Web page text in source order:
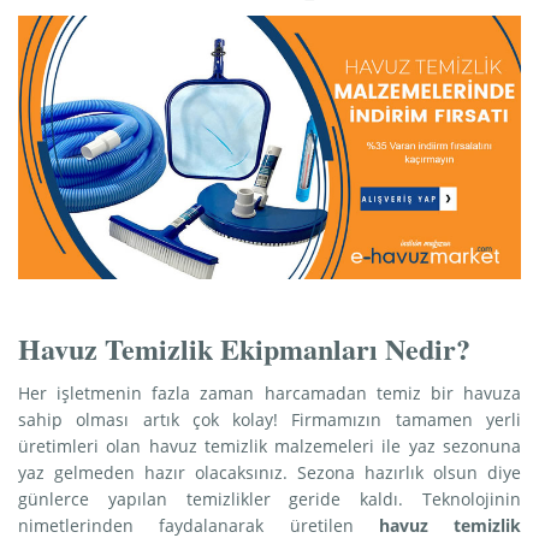
Havuz Temizlik Ekipmanları Nedir?
Her işletmenin fazla zaman harcamadan temiz bir havuza
sahip olması artık çok kolay! Firmamızın tamamen yerli
üretimleri olan havuz temizlik malzemeleri ile yaz sezonuna
yaz gelmeden hazır olacaksınız. Sezona hazırlık olsun diye
günlerce yapılan temizlikler geride kaldı. Teknolojinin
nimetlerinden faydalanarak üretilen havuz temizlik